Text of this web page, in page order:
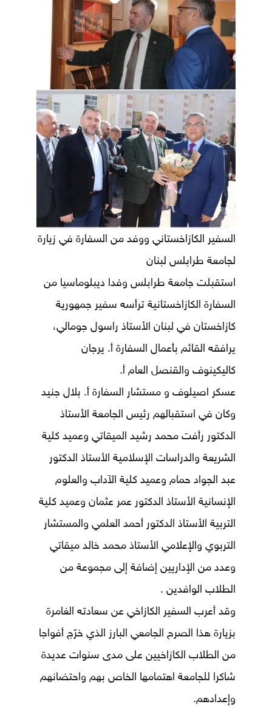
السفير الكازاخستاني ووفد من السفارة في زيارة
لجامعة طرابلس لبنان
استقبلت جامعة طرابلس وفدا ديبلوماسيا من
السفارة الكازاخستانية ترأسه سفير جمهورية
كازاخستان في لبنان الأستاذ راسول جومالي،
يرافقه القائم بأعمال السفارة أ. يرجان
كاليكينوف والقنصل العام أ.
عسكر اصيلوف و مستشار السفارة أ. بلال جنيد
وكان في استقبالهم رئيس الجامعة الأستاذ
الدكتور رأفت محمد رشيد الميقاتي وعميد كلية
الشريعة والدراسات الإسلامية الأستاذ الدكتور
عبد الجواد حمام وعميد كلية الآداب والعلوم
الإنسانية الأستاذ الدكتور عمر عثمان وعميد كلية
التربية الأستاذ الدكتور أحمد العلمي والمستشار
التربوي والإعلامي الأستاذ محمد خالد ميقاتي
وعدد من الإداريين إضافة إلى مجموعة من
الطلاب الوافدين .
وقد أعرب السفير الكازاخي عن سعادته الغامرة
بزيارة هذا الصرح الجامعي البارز الذي خرّج أفواجا
من الطلاب الكازاخيين على مدى سنوات عديدة
شاكرا للجامعة اهتمامها الخاص بهم واحتضانهم
وإعدادهم.